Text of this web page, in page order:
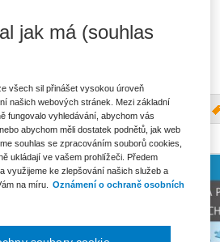
Novinky Připravujeme
jak má (souhlas
všech sil přinášet vysokou úroveň
našich webových stránek. Mezi základní
fungovalo vyhledávání, abychom vás
abychom měli dostatek podnětů, jak web
souhlas se zpracováním souborů cookies,
ukládají ve vašem prohlížeči. Předem
využijeme ke zlepšování našich služeb a
na míru.
Oznámení o ochraně osobních